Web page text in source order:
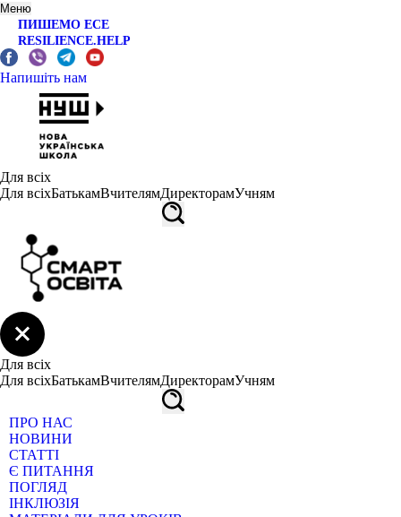
Меню
ПИШЕМО ЕСЕ
RESILIENCE.HELP
Напишіть нам
Для всіх
Для всіхБатькамВчителямДиректорамУчням
Для всіх
Для всіхБатькамВчителямДиректорамУчням
ПРО НАС
НОВИНИ
СТАТТІ
Є ПИТАННЯ
ПОГЛЯД
ІНКЛЮЗІЯ